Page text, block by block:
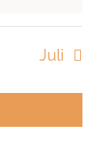
Juli